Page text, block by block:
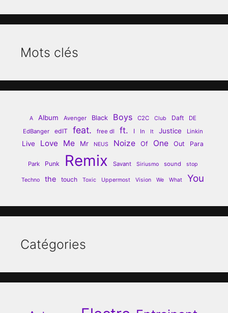
Mots clés
A Album Avenger Black Boys C2C Club Daft
DE
EdBanger
edIT feat. free dl ft. I In It Justice Linkin
Live Love Me Mr NEUS Noize Of One Out Para
Park Punk Remix Savant Siriusmo sound stop
Techno the touch Toxic Uppermost Vision We What You
Catégories